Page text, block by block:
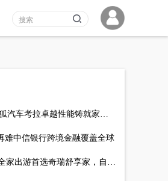
​极狐汽车科技引领 极狐汽车考拉卓越性能铸就家庭用车首选
难中信银行跨境金融覆盖全球
“神兽”暑假计划ing！全家出游首选奇瑞舒享家，自在舒心快乐一夏